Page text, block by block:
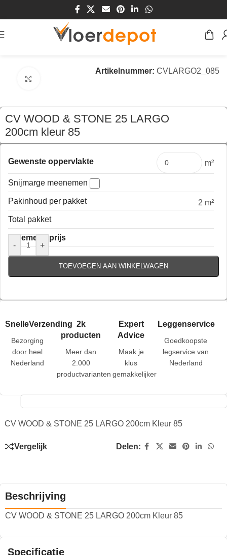
/Vloeren/Vinyl/cv vloerbedekking
Artikelnummer: CVLARGO2_085
CV WOOD & STONE 25 LARGO
200cm kleur 85
€53,80 per mtr
Gewenste oppervlakte m²
Snijmarge meenemen
Pakinhoud per pakket
2 m²
Total pakket
Algemene prijs
-
+
TOEVOEGEN AAN WINKELWAGEN
SnelleVerzending
Bezorging
door heel
Nederland
2k
producten
Meer dan
2.000
productvarianten
Expert
Advice
Maak je
klus
gemakkelijker
Leggenservice
Goedkoopste
legservice van
Nederland
CV WOOD & STONE 25 LARGO 200cm Kleur 85
Vergelijk Delen:
Beschrijving
CV WOOD & STONE 25 LARGO 200cm Kleur 85
Specificatie